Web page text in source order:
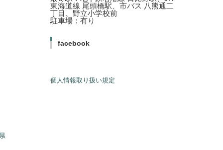
東海道線 尾頭橋駅、市バス 八熊通二
丁目、野立小学校前
駐車場：有り
facebook
個人情報取り扱い規定